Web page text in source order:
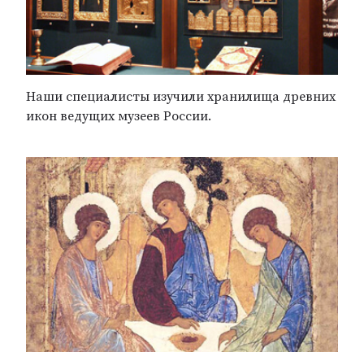
Наши специалисты изучили хранилища древних
икон ведущих музеев России.